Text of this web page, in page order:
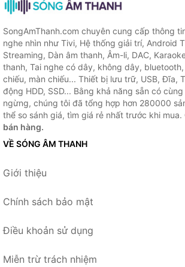
SongAmThanh.com chuyên cung cấp thông
nghe nhìn như Tivi, Hệ thống giải trí, Android
Streaming, Dàn âm thanh, Âm-li, DAC,
thanh, Tai nghe có dây, không dây,
chiếu, màn chiếu... Thiết bị lưu trữ, USB, Đĩa,
động HDD, SSD... Bằng khả năng sẵn có
ngừng, chúng tôi đã tổng hợp hơn 280000
thể so sánh giá, tìm giá rẻ nhất trước khi mua.
bán hàng.
VỀ SÓNG ÂM THANH
Giới thiệu
Chính sách bảo mật
Điều khoản sử dụng
Miễn trừ trách nhiệm